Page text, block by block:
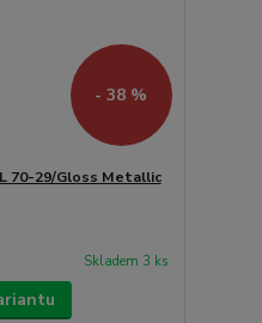
- 38 %
70-29/Gloss Metallic
Skladem 3 ks